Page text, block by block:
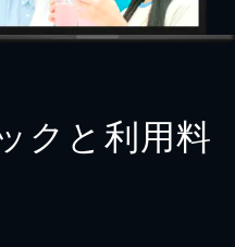
クと利用料